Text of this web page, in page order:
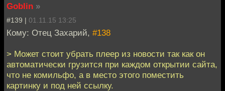
Goblin »
#139 | 01.11.15 13:25
Кому: Отец Захарий, #138
> Может стоит убрать плеер из новости так как он
автоматически грузится при каждом открытии сайта,
что не комильфо, а в место этого поместить
картинку и под ней ссылку.